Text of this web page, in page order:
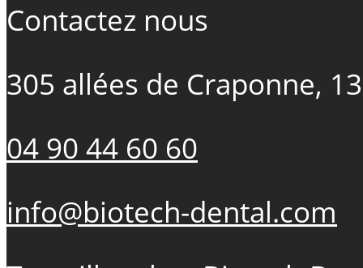
Contactez nous
305 allées de Craponne,
04 90 44 60 60
info@biotech-dental.com